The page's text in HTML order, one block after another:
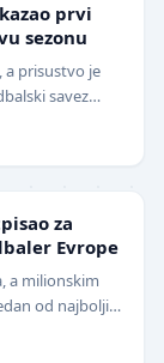
prvi
sezonu
a prisustvo je
savez
za
Evrope
a milionskim
od najboljih